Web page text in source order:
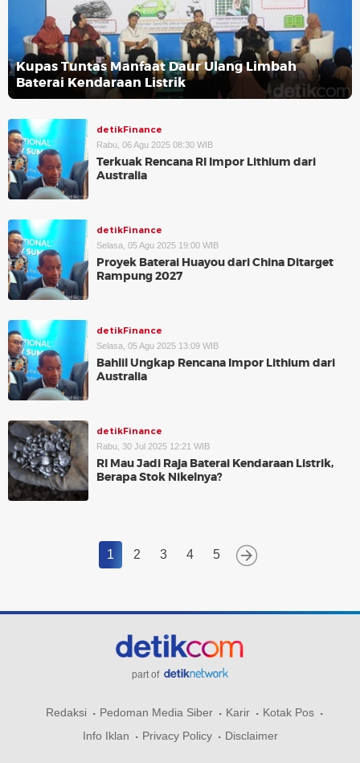
Kupas Tuntas Manfaat Daur Ulang Limbah
Baterai Kendaraan Listrik
detikFinance
Rabu, 06 Agu 2025 08:30 WIB
Terkuak Rencana RI Impor Lithium dari
Australia
detikFinance
Selasa, 05 Agu 2025 19:00 WIB
Proyek Baterai Huayou dari China Ditarget
Rampung 2027
detikFinance
Selasa, 05 Agu 2025 13:09 WIB
Bahlil Ungkap Rencana Impor Lithium dari
Australia
detikFinance
Rabu, 30 Jul 2025 12:21 WIB
RI Mau Jadi Raja Baterai Kendaraan Listrik,
Berapa Stok Nikelnya?
1 2 3 4 5
part of
Redaksi Pedoman Media Siber Karir
Kotak Pos
Info Iklan
Privacy Policy Disclaimer